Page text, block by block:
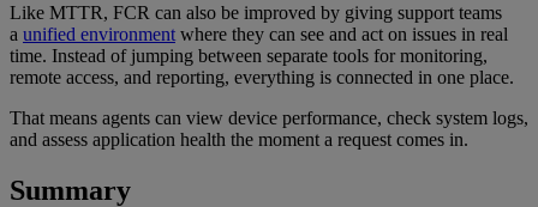
Like MTTR, FCR can also be improved by giving support teams
a unified environment where they can see and act on issues in real
time. Instead of jumping between separate tools for monitoring,
remote access, and reporting, everything is connected in one place.
That means agents can view device performance, check system logs,
and assess application health the moment a request comes in.
Summary